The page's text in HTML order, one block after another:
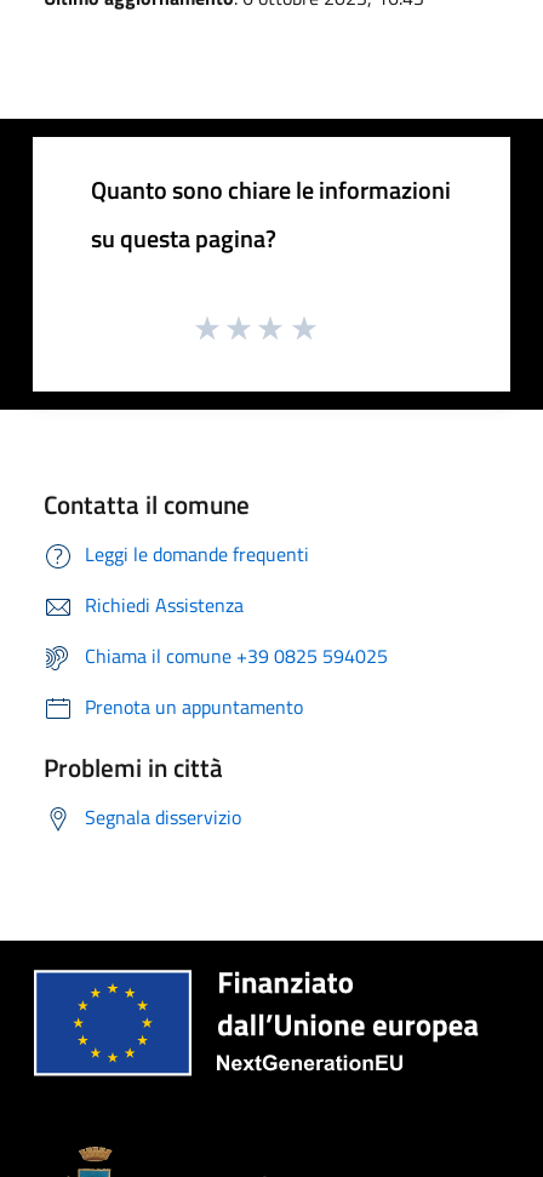
Quanto sono chiare le informazioni
su questa pagina?
Contatta il comune
Leggi le domande frequenti
Richiedi Assistenza
Chiama il comune +39 0825 594025
Prenota un appuntamento
Problemi in città
Segnala disservizio